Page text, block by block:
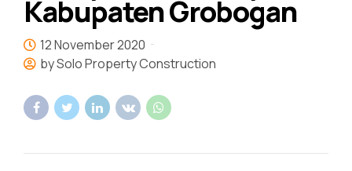
Kabupaten Grobogan
12 November 2020
by Solo Property Construction